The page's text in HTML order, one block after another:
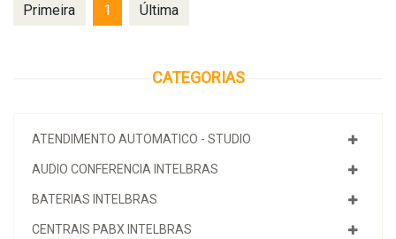
CATEGORIAS
ATENDIMENTO AUTOMATICO - STUDIO
AUDIO CONFERENCIA INTELBRAS
BATERIAS INTELBRAS
CENTRAIS PABX INTELBRAS
Primeira 1 Última